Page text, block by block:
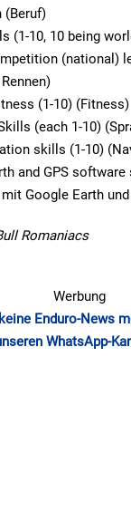
(Beruf)
(1-10, 10 being
(national)
(1-10) (Fitness)
(each 1-10)
skills (1-10)
and GPS
Google Earth
Romaniacs
Werbung
Enduro-News
WhatsApp-